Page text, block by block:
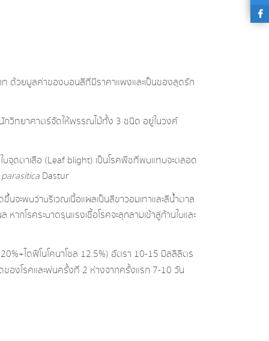
ด้วยมูลค่าของบอนสีที่มีราคาแพงและเป็นของสุดรัก
กวิทยาศาตร์จัดให้พรรณไม้ทั้ง 3 ชนิด อยู่ในวงศ์
จุดตาเสือ (Leaf blight) เป็นโรคพืชที่พบแทบจะตลอด
parasitica Dastur
จะพบว่าบริเวณเนื้อแผลเป็นสีขาวอมเทาและสีน้ำตาล
กโรคระบาดรุนแรงเชื้อโรคจะลุกลามเข้าสู่ก้านใบและ
ไดฟิโนโคนาโซล 12.5%) อัตรา 10-15 มิลลิลิตร
องโรคและพ่นครั้งที่ 2 ห่างจากครั้งแรก 7-10 วัน